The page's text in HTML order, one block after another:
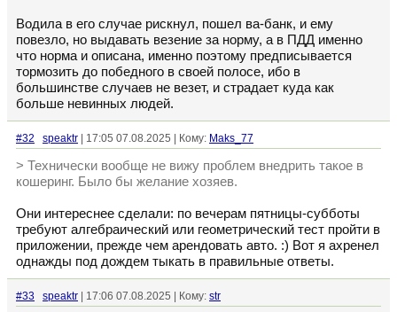
Водила в его случае рискнул, пошел ва-банк, и ему
повезло, но выдавать везение за норму, а в ПДД именно
что норма и описана, именно поэтому предписывается
тормозить до победного в своей полосе, ибо в
большинстве случаев не везет, и страдает куда как
больше невинных людей.
#32 speaktr | 17:05 07.08.2025 | Кому: Maks_77
> Технически вообще не вижу проблем внедрить такое в
кошеринг. Было бы желание хозяев.
Они интереснее сделали: по вечерам пятницы-субботы
требуют алгебраический или геометрический тест пройти в
приложении, прежде чем арендовать авто. :) Вот я ахренел
однажды под дождем тыкать в правильные ответы.
#33 speaktr | 17:06 07.08.2025 | Кому: str